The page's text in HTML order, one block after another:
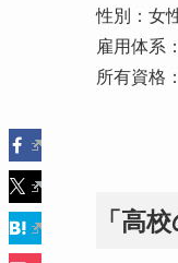
性別：女
雇用体系
所有資格
「高